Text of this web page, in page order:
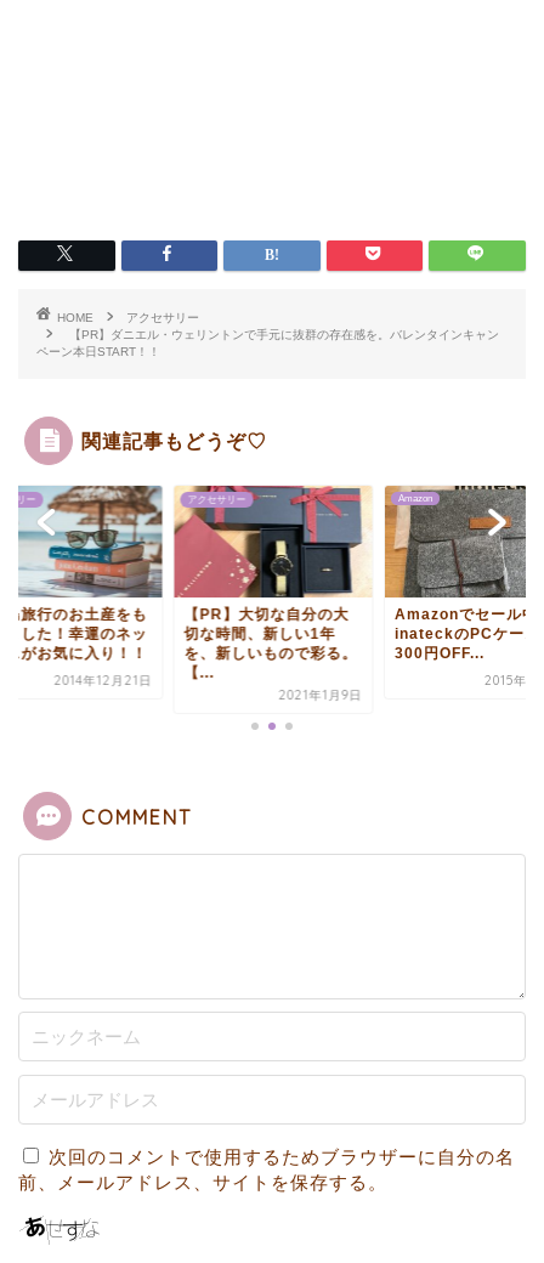
HOME
アクセサリー
【PR】ダニエル・ウェリントンで手元に抜群の存在感を。バレンタインキャン
ペーン本日START！！
関連記事もどうぞ♡
サリー
島旅行のお土産をも
ました！幸運のネッ
スがお気に入り！！
2014年12月21日
アクセサリー
【PR】大切な自分の大
切な時間、新しい1年
を、新しいもので彩る。
【...
2021年1月9日
Amazon
Amazonでセール中
inateckのPCケース
300円OFF...
2015年11
COMMENT
次回のコメントで使用するためブラウザーに自分の名
前、メールアドレス、サイトを保存する。